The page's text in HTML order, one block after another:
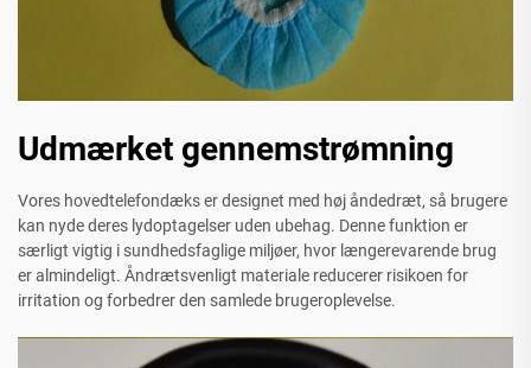
Udmærket gennemstrømning
Vores hovedtelefondæks er designet med høj åndedræt, så brugere
kan nyde deres lydoptagelser uden ubehag. Denne funktion er
særligt vigtig i sundhedsfaglige miljøer, hvor længerevarende brug
er almindeligt. Åndrætsvenligt materiale reducerer risikoen for
irritation og forbedrer den samlede brugeroplevelse.